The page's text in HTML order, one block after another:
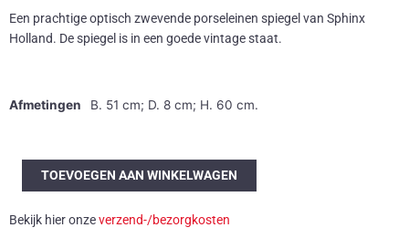
Een prachtige optisch zwevende porseleinen spiegel van Sphinx
Holland. De spiegel is in een goede vintage staat.
Afmetingen B. 51 cm; D. 8 cm; H. 60 cm.
Sphinx
Holland
aantal
TOEVOEGEN AAN WINKELWAGEN
Bekijk hier onzeverzend-/bezorgkosten